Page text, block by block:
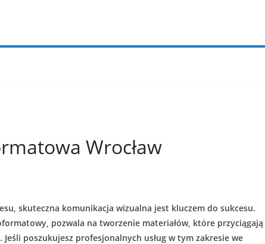
Wrocław
skuteczna komunikacja wizualna jest kluczem do sukcesu.
pozwala na tworzenie materiałów, które przyciągają
poszukujesz profesjonalnych usług w tym zakresie we